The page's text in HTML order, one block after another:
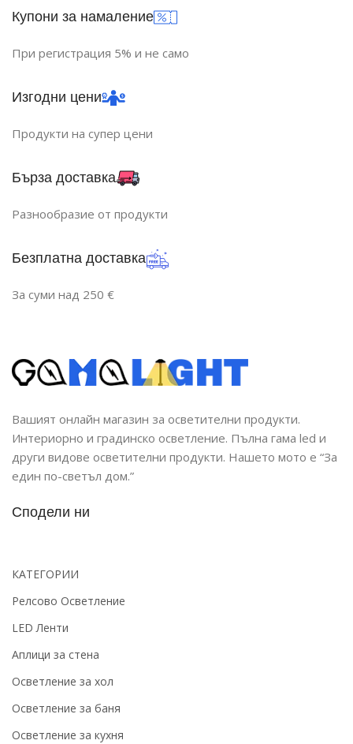
Купони за намаление
При регистрация 5% и не само
Изгодни цени
Продукти на супер цени
Бърза доставка
Разнообразие от продукти
Безплатна доставка
За суми над 250 €
Вашият онлайн магазин за осветителни продукти.
Интериорно и градинско осветление. Пълна гама led и
други видове осветителни продукти. Нашето мото е “За
един по-светъл дом.”
Сподели ни
КАТЕГОРИИ
Релсово Осветление
LED Ленти
Аплици за стена
Осветление за хол
Осветление за баня
Осветление за кухня